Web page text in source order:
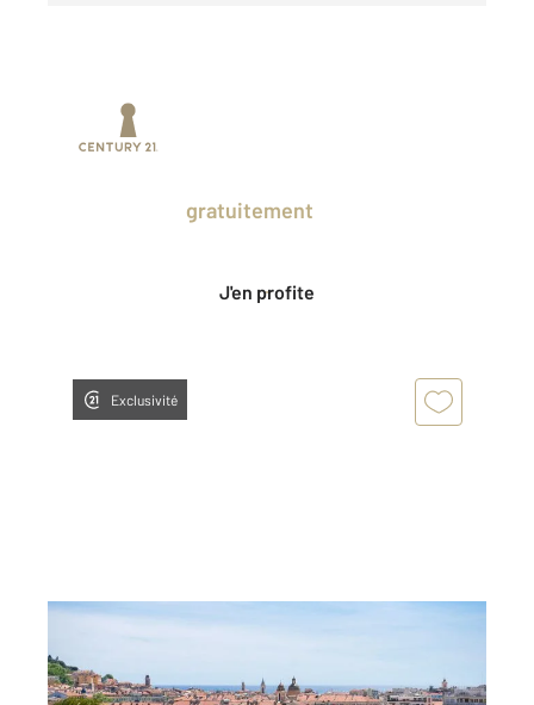
gratuitement
J'en profite
Exclusivité
Ref : 16678